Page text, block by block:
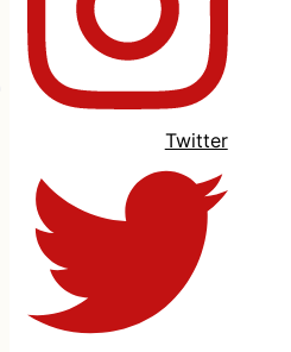
Twitter